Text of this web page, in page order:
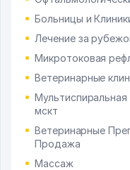
Больницы и
Лечение за
Микротоковая
Ветеринарные
мскт
Ветеринарные
Продажа
Массаж